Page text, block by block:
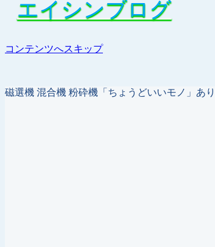
コンテンツへスキップ
磁選機 混合機 粉砕機「ちょうどいいモノ」あ
エイシンブログ
エイシンブログ